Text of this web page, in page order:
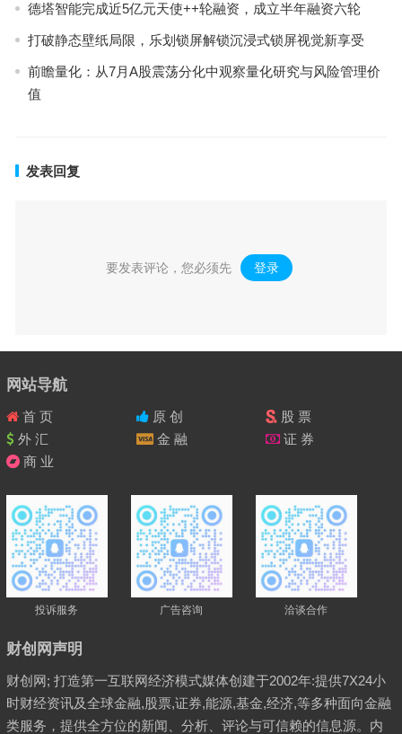
德塔智能完成近5亿元天使++轮融资，成立半年融资六轮
打破静态壁纸局限，乐划锁屏解锁沉浸式锁屏视觉新享受
前瞻量化：从7月A股震荡分化中观察量化研究与风险管理价
值
发表回复
要发表评论，您必须先 登录 。
网站导航
首 页 原 创
股 票
外 汇
金 融
证 券
商 业
投诉服务 广告咨询 洽谈合作
财创网声明
财创网; 打造第一互联网经济模式媒体创建于2002年:提供7X24小
时财经资讯及全球金融,股票,证券,能源,基金,经济,等多种面向金融
类服务，提供全方位的新闻、分析、评论与可信赖的信息源。内